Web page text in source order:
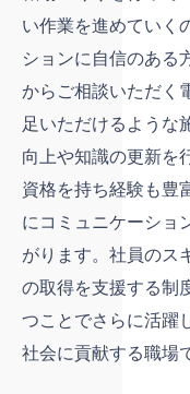
い作業を進めていく
ションに自信のある
からご相談いただく
足いただけるような
向上や知識の更新を
資格を持ち経験も豊
にコミュニケーショ
がります。社員のス
の取得を支援する制
つことでさらに活躍
社会に貢献する職場